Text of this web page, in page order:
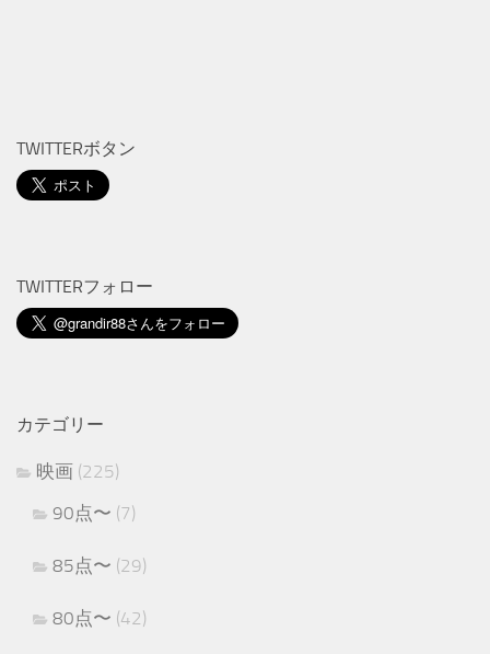
TWITTERボタン
TWITTERフォロー
カテゴリー
映画 (225)
90点〜 (7)
85点〜 (29)
80点〜 (42)